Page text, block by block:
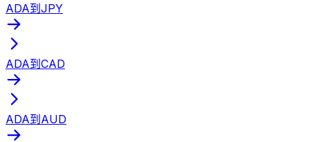
ADA到JPY
ADA到CAD
ADA到AUD